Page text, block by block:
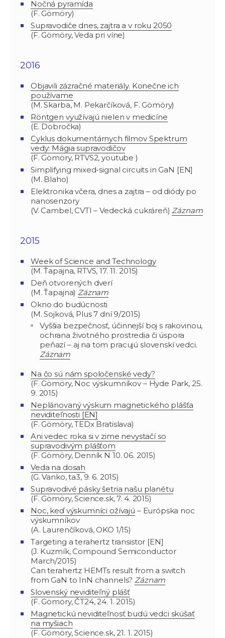
Nočná pyramída
(F. Gömöry)
Supravodiče dnes, zajtra a v roku 2050
(F. Gömöry, Veda pri víne)
2016
Objavili zázračné materiály. Konečne ich
používame
(M. Skarba, M. Pekarčíková, F. Gömöry)
Röntgen využívajú nielen v medicíne
(E. Dobročka)
Cyklus dokumentárnych filmov Spektrum
vedy: Mágia supravodičov
(F. Gömöry, RTVS2, youtube )
Simplifying mixed-signal circuits in GaN [EN]
(M. Blaho)
Elektronika včera, dnes a zajtra – od diódy po
nanosenzory
(V. Cambel, CVTI – Vedecká cukráreň) Záznam
2015
Week of Science and Technology
(M. Ťapajna, RTVS, 17. 11. 2015)
Deň otvorených dverí
(M. Ťapajna) Záznam
Okno do budúcnosti
(M. Sojková, Plus 7 dní 9/2015)
Vyššia bezpečnosť, účinnejší boj s rakovinou,
ochrana životného prostredia či úspora
peňazí – aj na tom pracujú slovenskí vedci.
Záznam
Na čo sú nám spoločenské vedy?
(F. Gömöry, Noc výskumníkov – Hyde Park, 25.
9. 2015)
Neplánovaný výskum magnetického plášťa
neviditeľnosti [EN]
(F. Gömöry, TEDx Bratislava)
Ani vedec roka si v zime nevystačí so
supravodivým plášťom
(F. Gömöry, Denník N 10. 06. 2015)
Veda na dosah
(G. Vanko, ta3, 9. 6. 2015)
Supravodivé pásky šetria našu planétu
(F. Gömöry, Science.sk, 7. 4. 2015)
Noc, keď výskumníci ožívajú – Európska noc
výskumníkov
(A. Laurenčíková, OKO 1/15)
Targeting a terahertz transistor [EN]
(J. Kuzmík, Compound Semiconductor
March/2015)
Can terahertz HEMTs result from a switch
from GaN to InN channels? Záznam
Slovenský neviditeľný plášť
(F. Gömöry, ČT24, 24. 1. 2015)
Magnetickú neviditeľnosť budú vedci skúšať
na myšiach
(F. Gömöry, Science.sk, 21. 1. 2015)